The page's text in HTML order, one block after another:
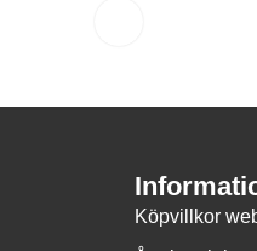
Köpvillkor